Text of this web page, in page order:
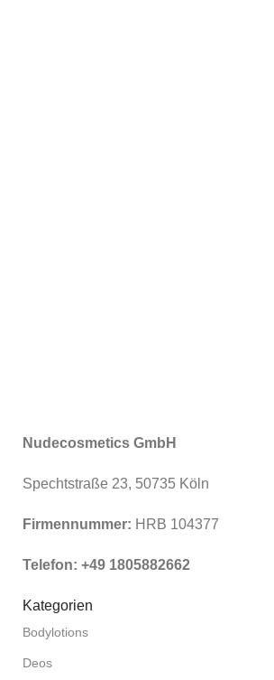
Nudecosmetics GmbH
Spechtstraße 23, 50735 Köln
Firmennummer: HRB 104377
Telefon: +49 1805882662
Kategorien
Bodylotions
Deos